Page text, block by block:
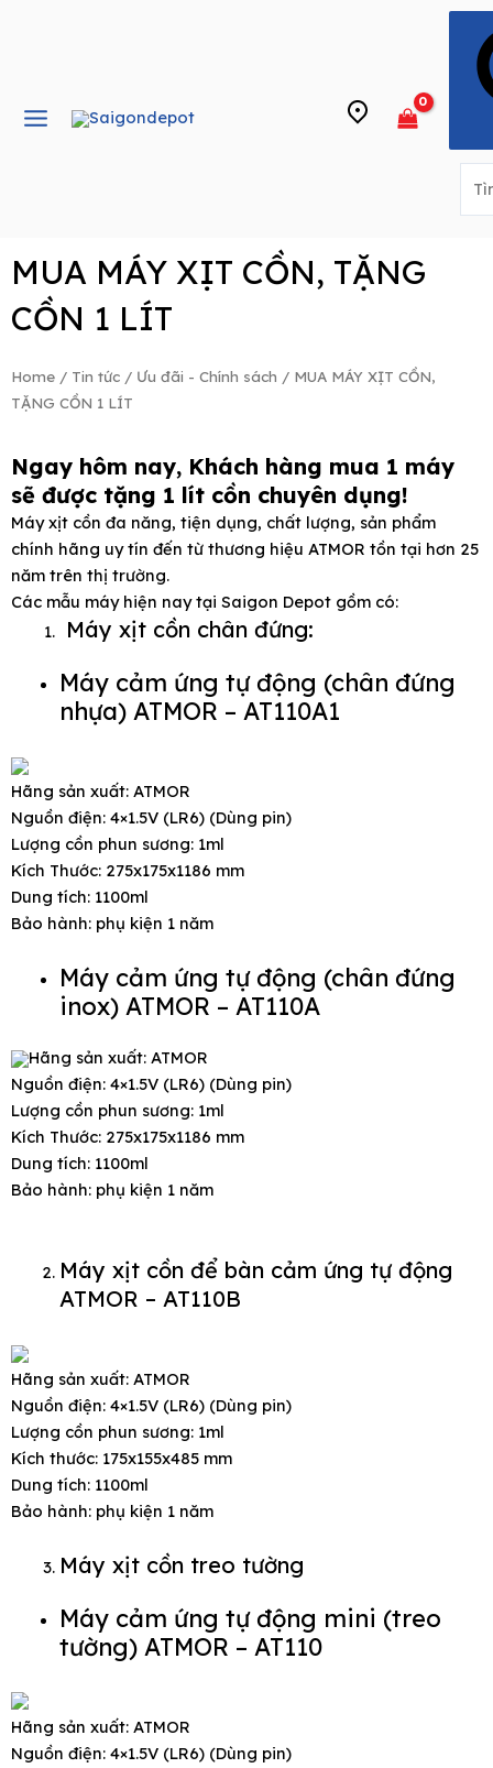
MUA MÁY XỊT CỒN, TẶNG
CỒN 1 LÍT
Home / Tin tức / Ưu đãi - Chính sách / MUA MÁY XỊT CỒN,
TẶNG CỒN 1 LÍT
Ngay hôm nay, Khách hàng mua 1 máy
sẽ được tặng 1 lít cồn chuyên dụng!
Máy xịt cồn đa năng, tiện dụng, chất lượng, sản phẩm
chính hãng uy tín đến từ thương hiệu ATMOR tồn tại hơn 25
năm trên thị trường.
Các mẫu máy hiện nay tại Saigon Depot gồm có:
Máy xịt cồn chân đứng:
Máy cảm ứng tự động (chân đứng
nhựa) ATMOR – AT110A1
Hãng sản xuất: ATMOR
Nguồn điện: 4×1.5V (LR6) (Dùng pin)
Lượng cồn phun sương: 1ml
Kích Thước: 275x175x1186 mm
Dung tích: 1100ml
Bảo hành: phụ kiện 1 năm
Máy cảm ứng tự động (chân đứng
inox) ATMOR – AT110A
Hãng sản xuất: ATMOR
Nguồn điện: 4×1.5V (LR6) (Dùng pin)
Lượng cồn phun sương: 1ml
Kích Thước: 275x175x1186 mm
Dung tích: 1100ml
Bảo hành: phụ kiện 1 năm
Máy xịt cồn để bàn cảm ứng tự động
ATMOR – AT110B
Hãng sản xuất: ATMOR
Nguồn điện: 4×1.5V (LR6) (Dùng pin)
Lượng cồn phun sương: 1ml
Kích thước: 175x155x485 mm
Dung tích: 1100ml
Bảo hành: phụ kiện 1 năm
Máy xịt cồn treo tường
Máy cảm ứng tự động mini (treo
tường) ATMOR – AT110
Hãng sản xuất: ATMOR
Nguồn điện: 4×1.5V (LR6) (Dùng pin)